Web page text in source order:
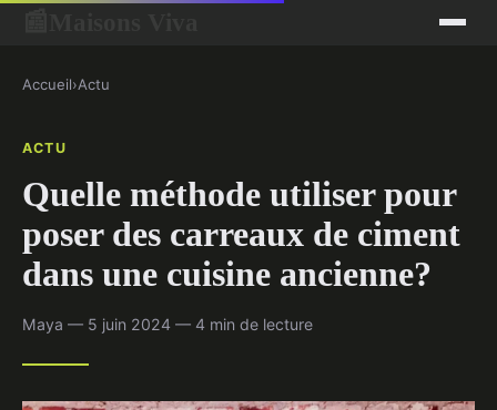
Accueil›Actu
ACTU
Quelle méthode utiliser pour
poser des carreaux de ciment
dans une cuisine ancienne?
Maya — 5 juin 2024 — 4 min de lecture